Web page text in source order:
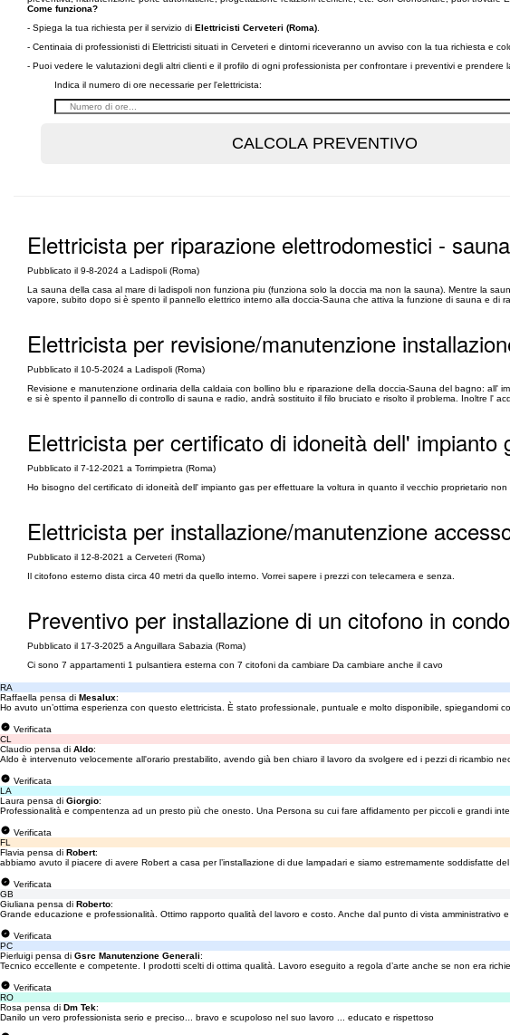
Come funziona?
- Spiega la tua richiesta per il servizio di Elettricisti Cerveteri (Roma)
- Centinaia di professionisti di Elettricisti situati in Cerveteri e dintorni riceveranno un avviso con la tua richiesta e
- Puoi vedere le valutazioni degli altri clienti e il profilo di ogni professionista per confrontare i preventivi e prendere
Indica il numero di ore necessarie per l'elettricista:
Elettricista per riparazione elettrodomestici - sauna
Pubblicato il 9-8-2024 a Ladispoli (Roma)
La sauna della casa al mare di ladispoli non funziona piu (funziona solo la doccia ma non la sauna). Mentre la
vapore, subito dopo si è spento il pannello elettrico interno alla doccia-Sauna che attiva la funzione di sauna e di
Elettricista per revisione/manutenzione
Pubblicato il 10-5-2024 a Ladispoli (Roma)
Revisione e manutenzione ordinaria della caldaia con bollino blu e riparazione della doccia-Sauna del bagno: all'
e si è spento il pannello di controllo di sauna e radio, andrà sostituito il filo bruciato e risolto il problema. Inoltre l'
Elettricista per certificato di idoneità dell' impianto
Pubblicato il 7-12-2021 a Torrimpietra (Roma)
Ho bisogno del certificato di idoneità dell' impianto gas per effettuare la voltura in quanto il vecchio proprietario
Elettricista per installazione/manutenzione
Pubblicato il 12-8-2021 a Cerveteri (Roma)
Il citofono esterno dista circa 40 metri da quello interno. Vorrei sapere i prezzi con telecamera e senza.
Preventivo per installazione di un citofono in
Pubblicato il 17-3-2025 a Anguillara Sabazia (Roma)
Ci sono 7 appartamenti 1 pulsantiera esterna con 7 citofoni da cambiare Da cambiare anche il cavo
RA
Raffaella pensa di Mesalux:
Ho avuto un’ottima esperienza con questo elettricista. È stato professionale, puntuale e molto disponibile, spiegandomi
Verificata
CL
Claudio pensa di Aldo:
Aldo è intervenuto velocemente all'orario prestabilito, avendo già ben chiaro il lavoro da svolgere ed i pezzi di ricambio
Verificata
LA
Laura pensa di Giorgio:
Professionalità e compentenza ad un presto più che onesto. Una Persona su cui fare affidamento per piccoli e grandi
Verificata
FL
Flavia pensa di Robert:
abbiamo avuto il piacere di avere Robert a casa per l’installazione di due lampadari e siamo estremamente soddisfatte
Verificata
GB
Giuliana pensa di Roberto:
Grande educazione e professionalità. Ottimo rapporto qualità del lavoro e costo. Anche dal punto di vista amministrativo
Verificata
PC
Pierluigi pensa di Gsrc Manutenzione Generali:
Tecnico eccellente e competente. I prodotti scelti di ottima qualità. Lavoro eseguito a regola d’arte anche se non era
Verificata
RO
Rosa pensa di Dm Tek:
Danilo un vero professionista serio e preciso... bravo e scupoloso nel suo lavoro ... educato e rispettoso